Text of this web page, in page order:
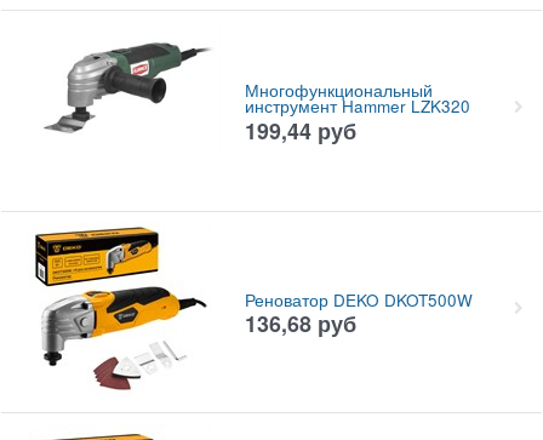
Многофункциональный
инструмент Hammer LZK320
199,44 руб
Реноватор DEKO DKOT500W
136,68 руб